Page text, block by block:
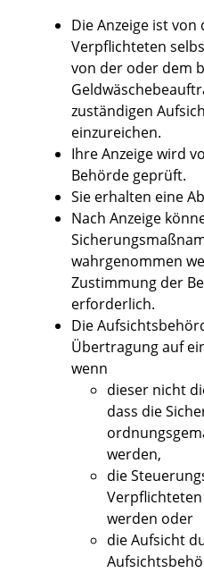
Die Anzeige ist
Verpflichteten
von der oder dem
zuständigen
einzureichen.
Ihre Anzeige wird
Behörde geprüft.
Sie erhalten eine
Nach Anzeige
wahrgenommen
Zustimmung der
erforderlich.
Die
Übertragung auf
wenn
dieser nicht
dass die
werden,
die
werden oder
die Aufsicht